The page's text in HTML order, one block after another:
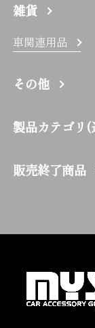
雑貨
車関連用品
その他
製品カテゴリ(
販売終了商品